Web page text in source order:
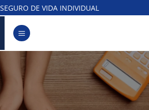
DE VIDA INDIVIDUAL